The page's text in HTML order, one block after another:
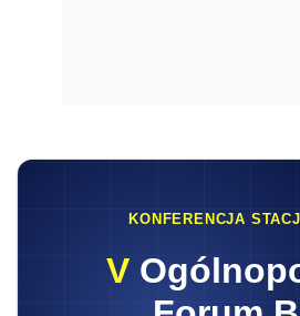
KONFERENCJA
V